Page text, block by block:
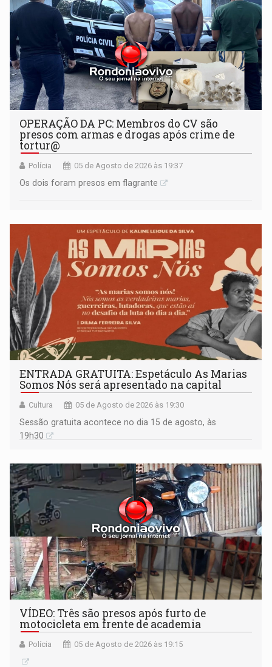
OPERAÇÃO DA PC: Membros do CV são
presos com armas e drogas após crime de
tortur@
Polícia 05 de Agosto de 2026 às 19:37
Os dois foram presos em flagrante
ENTRADA GRATUITA: Espetáculo As Marias
Somos Nós será apresentado na capital
Cultura 05 de Agosto de 2026 às 19:30
Sessão gratuita acontece no dia 15 de agosto, às
19h30
VÍDEO: Três são presos após furto de
motocicleta em frente de academia
Polícia 05 de Agosto de 2026 às 19:15